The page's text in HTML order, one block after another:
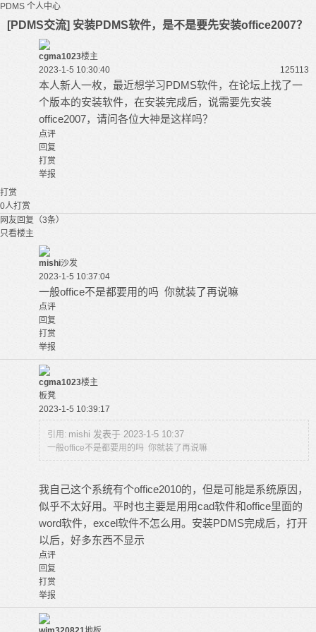
PDMS 个人中心
[PDMS交流] 安装PDMS软件，是不是要先安装office2007？
cgma1023楼主
2023-1-5 10:30:40
125113
本人新人一枚，最近想学习PDMS软件，在论坛上找了一
个版本的安装软件，在安装完成后，说需要先安装
office2007，请问各位大神是这样吗？
点评
回复
打赏
举报
打赏
0人打赏
网友回复（3条）
只看楼主
mishi沙发
2023-1-5 10:37:04
一般office不是都要用的吗 你就装了再说嘛
点评
回复
打赏
举报
cgma1023楼主
板凳
2023-1-5 10:39:17
引用: mishi 发表于 2023-1-5 10:37
一般office不是都要用的吗 你就装了再说嘛
我自己这个系统有个office2010的，但是可能是系统原因，
似乎不太好用。平时也主要是用用cad软件和office里面的
word软件，excel软件不怎么用。安装PDMS完成后，打开
以后，好多东西不显示
点评
回复
打赏
举报